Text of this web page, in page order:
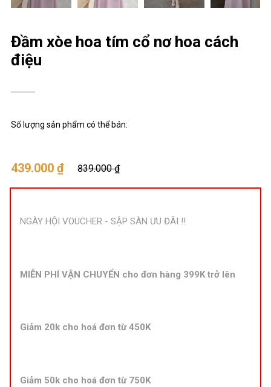
Đầm xòe hoa tím cổ nơ hoa cách
điệu
439.000 ₫ 839.000 ₫
Số lượng sản phẩm có thể bán:
NGÀY HỘI VOUCHER - SẬP SÀN ƯU ĐÃI !!
MIỄN PHÍ VẬN CHUYỂN cho đơn hàng 399K trở lên
Giảm 20k cho hoá đơn từ 450K
Giảm 50k cho hoá đơn từ 750K